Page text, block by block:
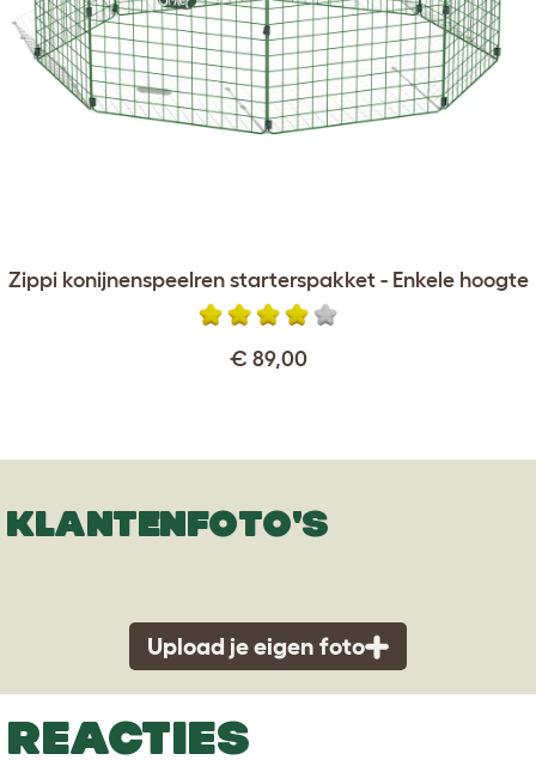
Zippi konijnenspeelren starterspakket - Enkele hoogte
€ 89,00
KLANTENFOTO'S
Upload je eigen foto
REACTIES